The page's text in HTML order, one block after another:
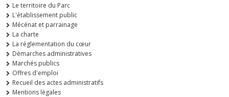
Le territoire du Parc
L'établissement public
Mécénat et parrainage
La charte
La réglementation du cœur
Démarches administratives
Marchés publics
Offres d'emploi
Recueil des actes administratifs
Mentions légales